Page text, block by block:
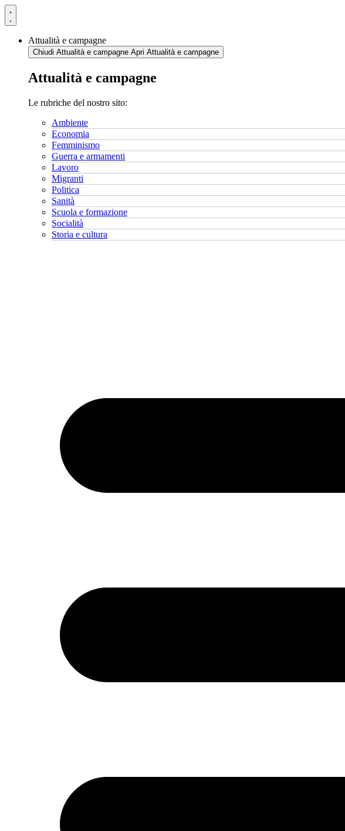
Vai
al
Attualità e campagne
Chiudi Attualità e campagne Apri Attualità e campagne
Attualità e campagne
Le rubriche del nostro sito:
Ambiente
Economia
Femminismo
Guerra e armamenti
Lavoro
Migranti
Politica
Sanità
Scuola e formazione
Socialità
Storia e cultura